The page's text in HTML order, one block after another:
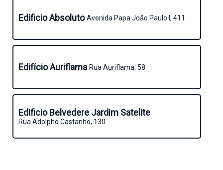
Edificio AbsolutoAvenida Papa João Paulo I, 411
Edifício Auriflama Rua Auriflama, 58
Edificio Belvedere Jardim Satelite
Rua Adolpho Castanho, 130